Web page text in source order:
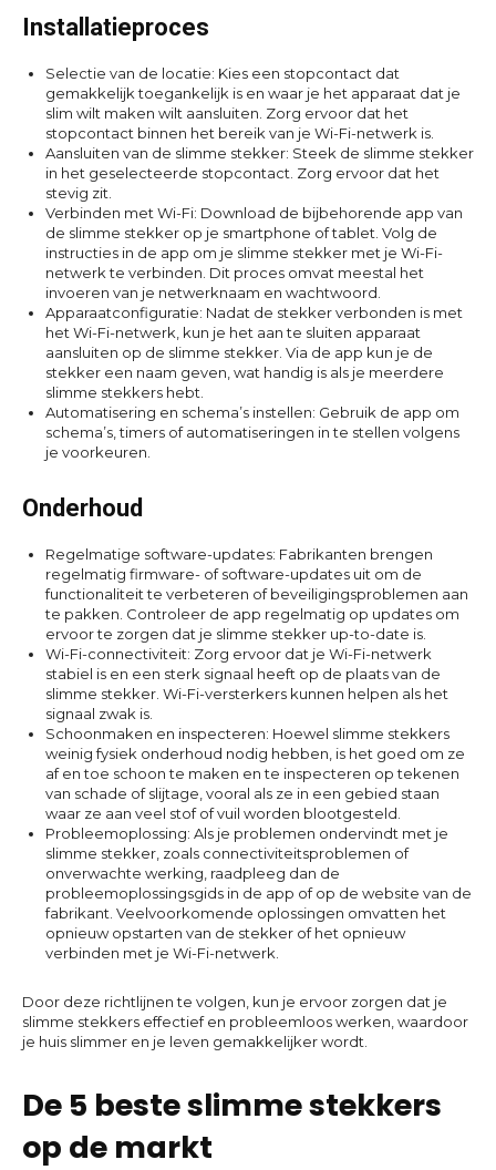
Installatieproces
Selectie van de locatie: Kies een stopcontact dat
gemakkelijk toegankelijk is en waar je het apparaat dat je
slim wilt maken wilt aansluiten. Zorg ervoor dat het
stopcontact binnen het bereik van je Wi-Fi-netwerk is.
Aansluiten van de slimme stekker: Steek de slimme stekker
in het geselecteerde stopcontact. Zorg ervoor dat het
stevig zit.
Verbinden met Wi-Fi: Download de bijbehorende app van
de slimme stekker op je smartphone of tablet. Volg de
instructies in de app om je slimme stekker met je Wi-Fi-
netwerk te verbinden. Dit proces omvat meestal het
invoeren van je netwerknaam en wachtwoord.
Apparaatconfiguratie: Nadat de stekker verbonden is met
het Wi-Fi-netwerk, kun je het aan te sluiten apparaat
aansluiten op de slimme stekker. Via de app kun je de
stekker een naam geven, wat handig is als je meerdere
slimme stekkers hebt.
Automatisering en schema’s instellen: Gebruik de app om
schema’s, timers of automatiseringen in te stellen volgens
je voorkeuren.
Onderhoud
Regelmatige software-updates: Fabrikanten brengen
regelmatig firmware- of software-updates uit om de
functionaliteit te verbeteren of beveiligingsproblemen aan
te pakken. Controleer de app regelmatig op updates om
ervoor te zorgen dat je slimme stekker up-to-date is.
Wi-Fi-connectiviteit: Zorg ervoor dat je Wi-Fi-netwerk
stabiel is en een sterk signaal heeft op de plaats van de
slimme stekker. Wi-Fi-versterkers kunnen helpen als het
signaal zwak is.
Schoonmaken en inspecteren: Hoewel slimme stekkers
weinig fysiek onderhoud nodig hebben, is het goed om ze
af en toe schoon te maken en te inspecteren op tekenen
van schade of slijtage, vooral als ze in een gebied staan
waar ze aan veel stof of vuil worden blootgesteld.
Probleemoplossing: Als je problemen ondervindt met je
slimme stekker, zoals connectiviteitsproblemen of
onverwachte werking, raadpleeg dan de
probleemoplossingsgids in de app of op de website van de
fabrikant. Veelvoorkomende oplossingen omvatten het
opnieuw opstarten van de stekker of het opnieuw
verbinden met je Wi-Fi-netwerk.
Door deze richtlijnen te volgen, kun je ervoor zorgen dat je
slimme stekkers effectief en probleemloos werken, waardoor
je huis slimmer en je leven gemakkelijker wordt.
De 5 beste slimme stekkers
op de markt